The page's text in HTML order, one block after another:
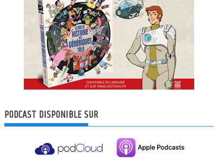
PODCAST DISPONIBLE SUR